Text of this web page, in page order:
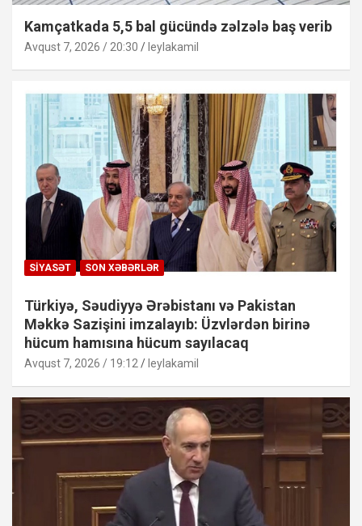
Kamçatkada 5,5 bal gücündə zəlzələ baş verib
Avqust 7, 2026 / 20:30 leylakamil
SIYASƏT SON XƏBƏRLƏR
Türkiyə, Səudiyyə Ərəbistanı və Pakistan
Məkkə Sazişini imzalayıb: Üzvlərdən birinə
hücum hamısına hücum sayılacaq
Avqust 7, 2026 / 19:12 leylakamil